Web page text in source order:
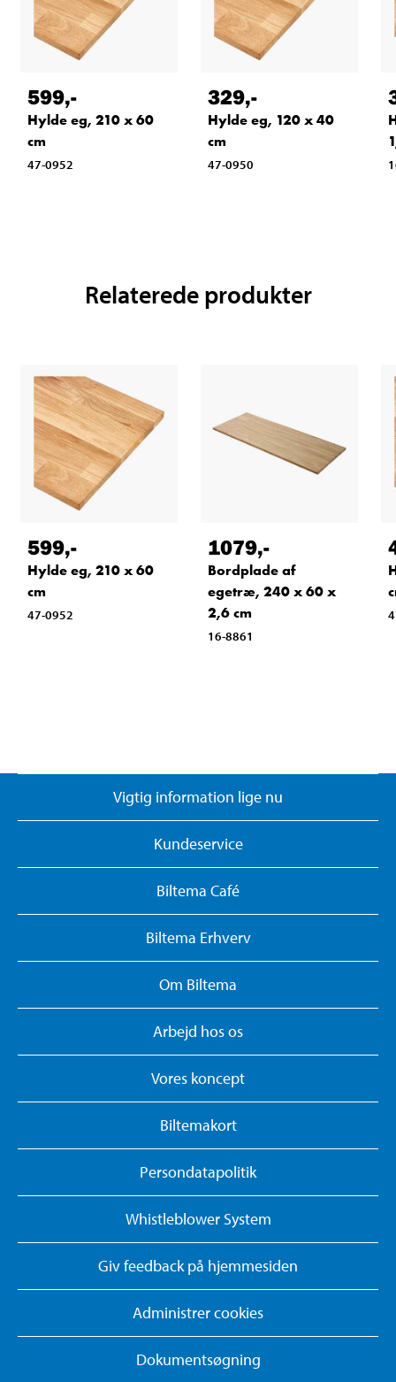
599,-
Hylde eg, 210 x 60
cm
47-0952
329,-
Hylde eg, 120 x 40
cm
47-0950
Relaterede produkter
599,-
Hylde eg, 210 x 60
cm
47-0952
1079,-
Bordplade af
egetræ, 240 x 60 x
2,6 cm
16-8861
Vigtig information lige nu
Kundeservice
Biltema Café
Biltema Erhverv
Om Biltema
Arbejd hos os
Vores koncept
Biltemakort
Persondatapolitik
Whistleblower System
Giv feedback på hjemmesiden
Administrer cookies
Dokumentsøgning